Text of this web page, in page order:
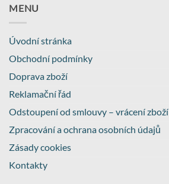
MENU
Úvodní stránka
Obchodní podmínky
Doprava zboží
Reklamační řád
Odstoupení od smlouvy – vrácení zboží
Zpracování a ochrana osobních údajů
Zásady cookies
Kontakty